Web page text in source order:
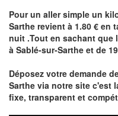
Pour un aller simple un
Sarthe revient à 1.80 € en
nuit .Tout en sachant que
à Sablé-sur-Sarthe et de
Déposez votre demande
Sarthe via notre site c'est
fixe, transparent et